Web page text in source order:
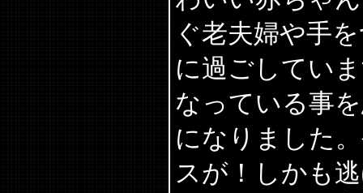
ぐ老夫婦や手
に過ごしてい
なっている事
になりました
スが！しかも